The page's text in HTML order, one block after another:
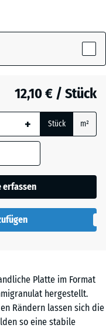
Platte im Format
hergestellt.
Rändern lassen sich die
so eine stabile
12,10 € / Stück
+ Stück m²
erfassen